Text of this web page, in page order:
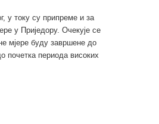
у току су припреме и за
у Приједору. Очекује се
мјере буду завршене до
почетка периода високих